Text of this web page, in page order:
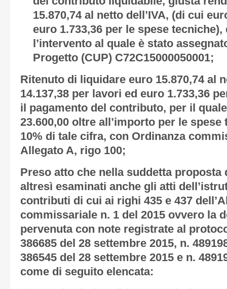
15.870,74 al netto dell’IVA, (di cui
euro 1.733,36 per le spese
l’intervento al quale è stato
Progetto (CUP) C72C15000050001;
Ritenuto di liquidare euro 15.870,74 al
14.137,38 per lavori ed euro 1.733,36
il pagamento del contributo, per il
23.600,00 oltre all’importo per le
10% di tale cifra, con Ordinanza
Allegato A, rigo 100;
Preso atto che nella suddetta
altresì esaminati anche gli atti
contributi di cui ai righi 435 e 437
commissariale n. 1 del 2015 ovvero la
pervenuta con note registrate al
386685 del 28 settembre 2015, n.
386545 del 28 settembre 2015 e n.
come di seguito elencata: